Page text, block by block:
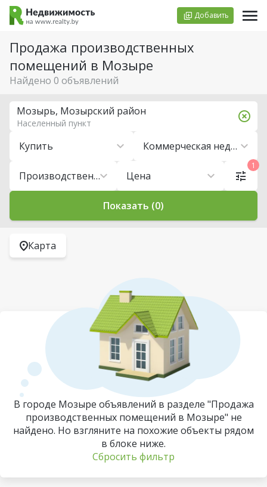
Добавить
Продажа производственных
помещений в Мозыре
Найдено 0 объявлений
Купить Коммерческая недвижимость
Производственные помещения Цена
Мозырь, Мозырский район
Населенный пункт
1
Показать (0)
Карта
В городе Мозыре объявлений в разделе "Продажа
производственных помещений в Мозыре" не
найдено. Но взгляните на похожие объекты рядом
в блоке ниже.
Сбросить фильтр